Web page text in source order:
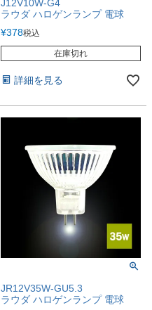
J12V10W-G4
ラウダ ハロゲンランプ 電球
¥378税込
在庫切れ
詳細を見る
JR12V35W-GU5.3
ラウダ ハロゲンランプ 電球